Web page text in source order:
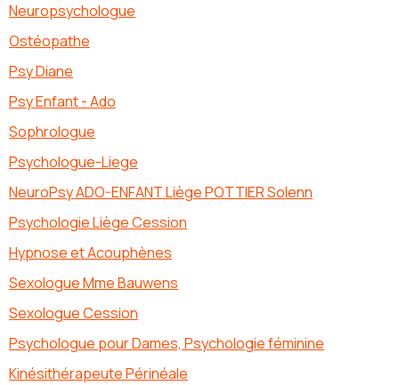
Neuropsychologue
Ostéopathe
Psy Diane
Psy Enfant - Ado
Sophrologue
Psychologue-Liege
NeuroPsy ADO-ENFANT Liège POTTIER Solenn
Psychologie Liège Cession
Hypnose et Acouphènes
Sexologue Mme Bauwens
Sexologue Cession
Psychologue pour Dames, Psychologie féminine
Kinésithérapeute Périnéale